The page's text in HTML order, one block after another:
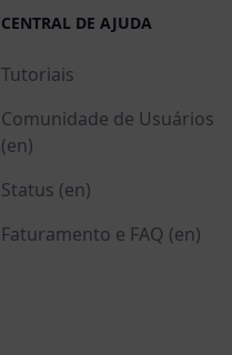
CENTRAL DE AJUDA
Tutoriais
Comunidade de Usuários
(en)
Status (en)
Faturamento e FAQ (en)